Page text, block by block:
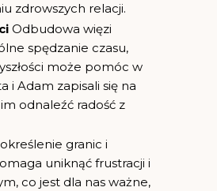
zdrowszych relacji.
Odbudowa więzi
spędzanie czasu,
może pomóc w
i Adam zapisali się na
odnaleźć radość z
granic i
uniknąć frustracji i
co jest dla nas ważne,